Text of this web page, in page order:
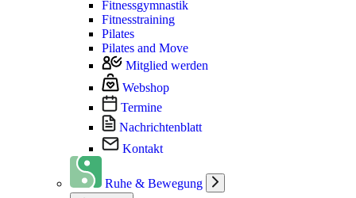
Fitnessgymnastik
Fitnesstraining
Pilates
Pilates and Move
Mitglied werden
Webshop
Termine
Nachrichtenblatt
Kontakt
Ruhe & Bewegung